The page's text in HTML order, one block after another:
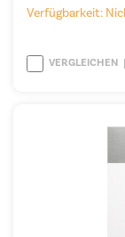
Verfügbarkeit:
VERGLEICHEN